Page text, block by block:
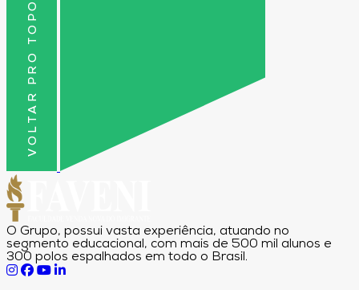
VOLTAR PRO TOPO
O Grupo, possui vasta experiência, atuando no
segmento educacional, com mais de 500 mil alunos e
300 polos espalhados em todo o Brasil.